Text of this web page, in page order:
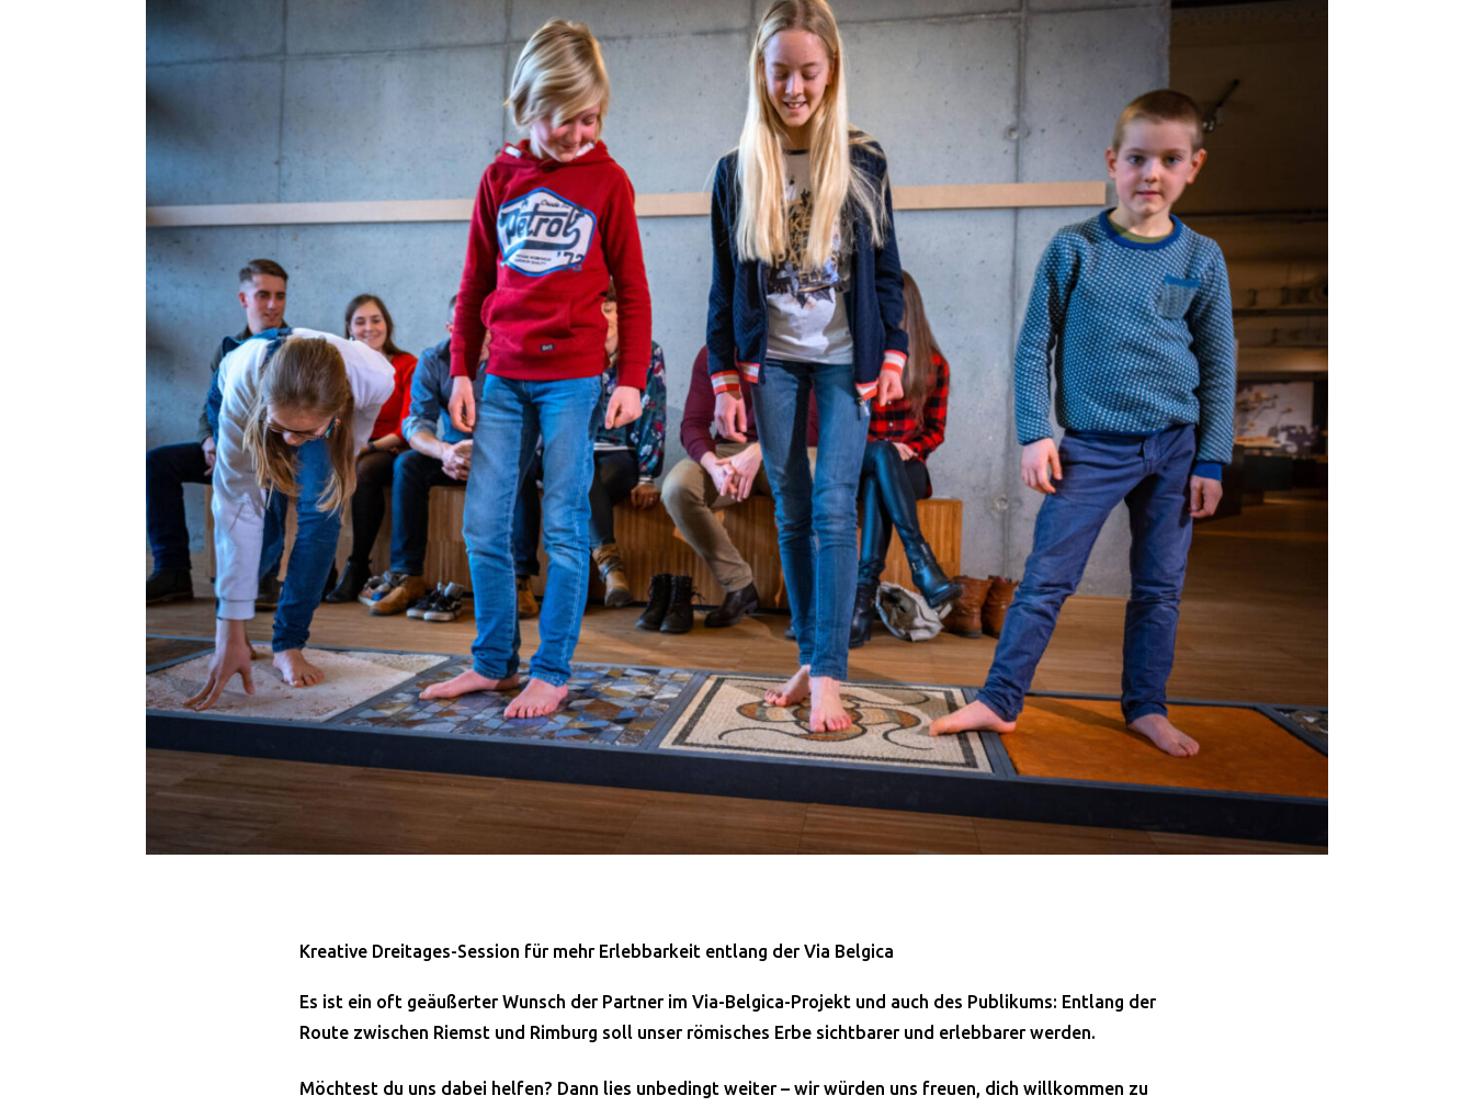
Kreative Dreitages-Session für mehr Erlebbarkeit entlang der Via Belgica
Es ist ein oft geäußerter Wunsch der Partner im Via-Belgica-Projekt und auch des Publikums: Entlang der
Route zwischen Riemst und Rimburg soll unser römisches Erbe sichtbarer und erlebbarer werden.
Möchtest du uns dabei helfen? Dann lies unbedingt weiter – wir würden uns freuen, dich willkommen zu